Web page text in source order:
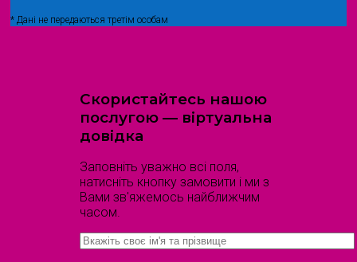
* Дані не передаються третім особам
Скористайтесь нашою
послугою — віртуальна
довідка
Заповніть уважно всі поля,
натисніть кнопку замовити і ми з
Вами зв'яжемось найближчим
часом.